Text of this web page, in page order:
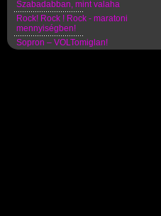
Szabadabban, mint valaha
Rock! Rock ! Rock - maratoni
mennyiségben!
Sopron – VOLTomiglan!